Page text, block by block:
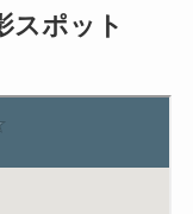
スポット